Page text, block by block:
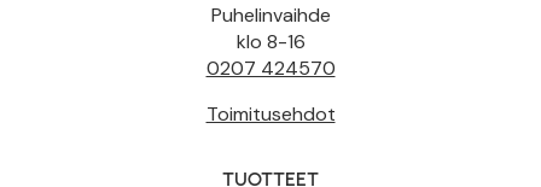
Puhelinvaihde
klo 8-16
0207 424570
Toimitusehdot
TUOTTEET